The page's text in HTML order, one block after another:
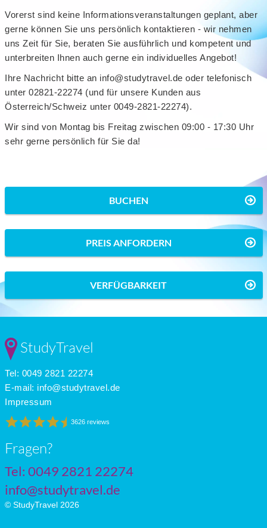
Vorerst sind keine Informationsveranstaltungen geplant, aber
gerne können Sie uns persönlich kontaktieren - wir nehmen
uns Zeit für Sie, beraten Sie ausführlich und kompetent und
unterbreiten Ihnen auch gerne ein individuelles Angebot!
Ihre Nachricht bitte an info@studytravel.de oder telefonisch
unter 02821-22274 (und für unsere Kunden aus
Österreich/Schweiz unter 0049-2821-22274).
Wir sind von Montag bis Freitag zwischen 09:00 - 17:30 Uhr
sehr gerne persönlich für Sie da!
BUCHEN
PREIS ANFORDERN
VERFÜGBARKEIT
StudyTravel
Tel: 0049 2821 22274
E-mail: info@studytravel.de
Impressum
3626 reviews
Fragen?
Tel: 0049 2821 22274
info@studytravel.de
© StudyTravel 2026